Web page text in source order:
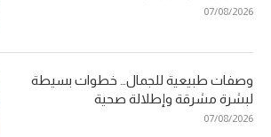
07/08/2026
وصفات طبيعية للجمال… خطوات بسيطة
لبشرة مشرقة وإطلالة صحية
07/08/2026